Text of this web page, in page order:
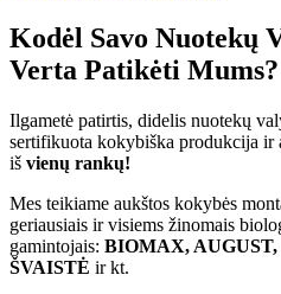
Kodėl Savo Nuotekų
Verta Patikėti Mums?
Ilgametė patirtis, didelis nuotekų
sertifikuota kokybiška produkcija ir
iš vienų rankų!
Mes teikiame aukštos kokybės
geriausiais ir visiems žinomais
gamintojais: BIOMAX,
ŠVAISTĖ ir kt.